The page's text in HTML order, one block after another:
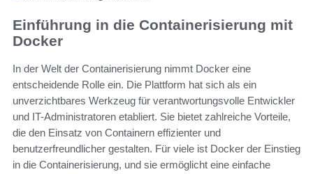
Einführung in die Containerisierung mit
Docker
In der Welt der Containerisierung nimmt Docker eine
entscheidende Rolle ein. Die Plattform hat sich als ein
unverzichtbares Werkzeug für verantwortungsvolle Entwickler
und IT-Administratoren etabliert. Sie bietet zahlreiche Vorteile,
die den Einsatz von Containern effizienter und
benutzerfreundlicher gestalten. Für viele ist Docker der Einstieg
in die Containerisierung, und sie ermöglicht eine einfache